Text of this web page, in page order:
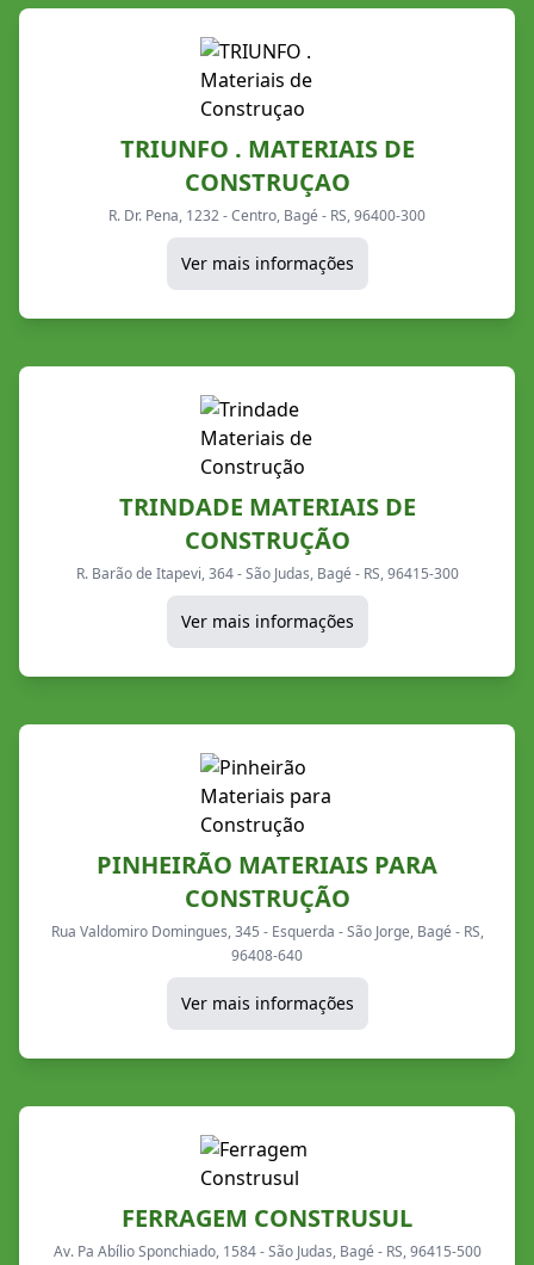
TRIUNFO . MATERIAIS DE
CONSTRUÇAO
R. Dr. Pena, 1232 - Centro, Bagé - RS, 96400-300
Ver mais informações
TRINDADE MATERIAIS DE
CONSTRUÇÃO
R. Barão de Itapevi, 364 - São Judas, Bagé - RS, 96415-300
Ver mais informações
PINHEIRÃO MATERIAIS PARA
CONSTRUÇÃO
Rua Valdomiro Domingues, 345 - Esquerda - São Jorge, Bagé - RS,
96408-640
Ver mais informações
FERRAGEM CONSTRUSUL
Av. Pa Abílio Sponchiado, 1584 - São Judas, Bagé - RS, 96415-500